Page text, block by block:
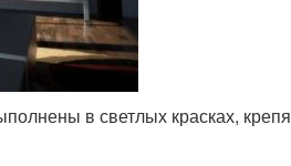
в светлых красках,